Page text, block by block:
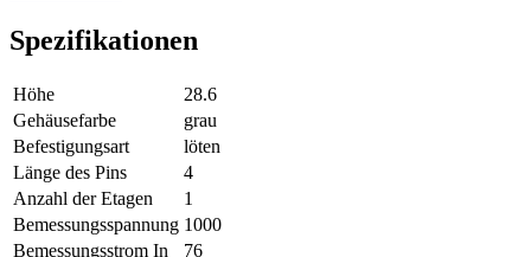
Spezifikationen
Höhe
28.6
Gehäusefarbe
grau
Befestigungsart
löten
Länge des Pins
4
Anzahl der Etagen
1
Bemessungsspannung 1000
Bemessungsstrom In
76